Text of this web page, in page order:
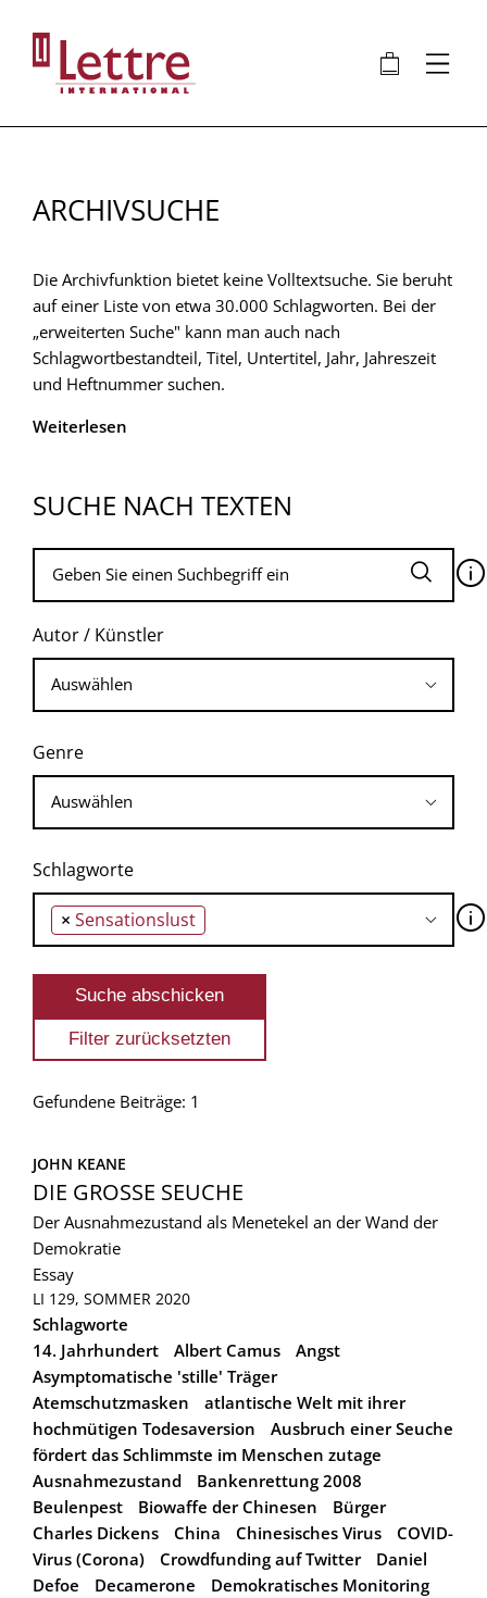
Inhalt
🛍 ⋮
ARCHIVSUCHE
Die Archivfunktion bietet keine Volltextsuche. Sie beruht
auf einer Liste von etwa 30.000 Schlagworten. Bei der
„erweiterten Suche" kann man auch nach
Schlagwortbestandteil, Titel, Untertitel, Jahr, Jahreszeit
und Heftnummer suchen.
Weiterlesen
SUCHE NACH TEXTEN
🛈
Autor / Künstler
Genre
Schlagworte
× Sensationslust 🛈
Gefundene Beiträge: 1
JOHN KEANE
DIE GROSSE SEUCHE
Der Ausnahmezustand als Menetekel an der Wand der
Demokratie
Essay
LI 129, SOMMER 2020
Schlagworte
14. Jahrhundert
Albert Camus
Angst
Asymptomatische 'stille' Träger
Atemschutzmasken
atlantische Welt mit ihrer
hochmütigen Todesaversion
Ausbruch einer Seuche
fördert das Schlimmste im Menschen zutage
Ausnahmezustand
Bankenrettung 2008
Beulenpest
Biowaffe der Chinesen
Bürger
Charles Dickens
China Chinesisches Virus
COVID-
Virus (Corona)
Crowdfunding auf Twitter
Daniel
Defoe
Decamerone
Demokratisches Monitoring